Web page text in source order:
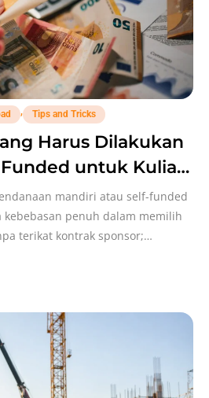
, Tips and Tricks
Harus Dilakukan
untuk Kuliah
mandiri atau self-funded
kebebasan penuh dalam memilih
terikat kontrak sponsor;